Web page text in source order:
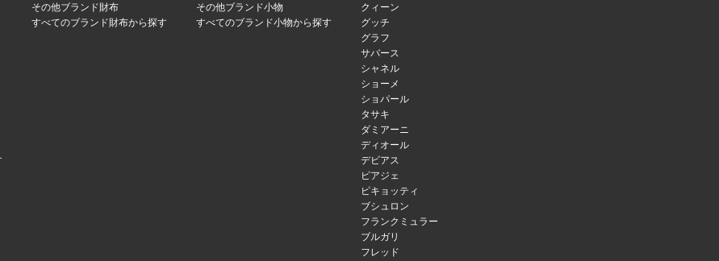
その他ブランド財布
すべてのブランド財布から探す
その他ブランド小物
すべてのブランド小物から探す
クィーン
グッチ
グラフ
サバース
シャネル
ショーメ
ショパール
タサキ
ダミアーニ
ディオール
デビアス
ピアジェ
ピキョッティ
ブシュロン
フランクミュラー
ブルガリ
フレッド